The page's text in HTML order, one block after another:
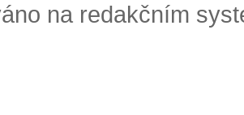
na redakčním